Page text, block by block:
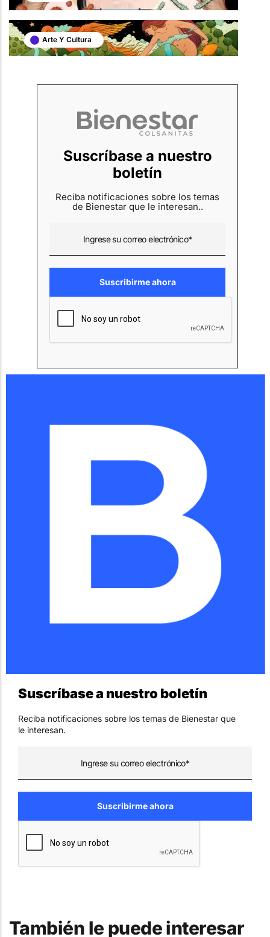
Arte Y Cultura
Suscríbase a nuestro
boletín
Reciba notificaciones sobre los temas
de Bienestar que le interesan..
Suscríbase a nuestro boletín
Reciba notificaciones sobre los temas de Bienestar que
le interesan.
También le puede interesar